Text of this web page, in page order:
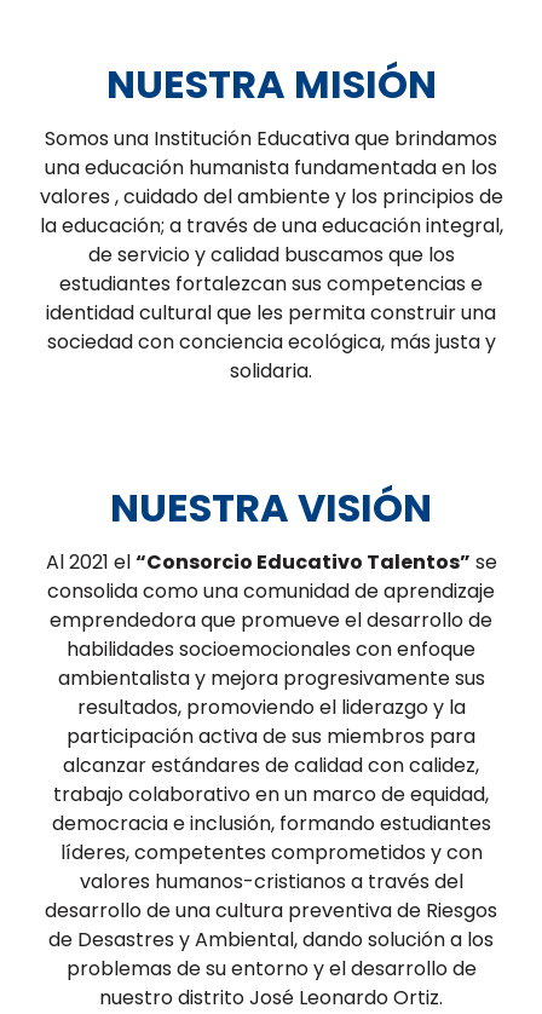
NUESTRA MISIÓN
Somos una Institución Educativa que brindamos
una educación humanista fundamentada en los
valores , cuidado del ambiente y los principios de
la educación; a través de una educación integral,
de servicio y calidad buscamos que los
estudiantes fortalezcan sus competencias e
identidad cultural que les permita construir una
sociedad con conciencia ecológica, más justa y
solidaria.
NUESTRA VISIÓN
Al 2021 el“Consorcio Educativo Talentos” se
consolida como una comunidad de aprendizaje
emprendedora que promueve el desarrollo de
habilidades socioemocionales con enfoque
ambientalista y mejora progresivamente sus
resultados, promoviendo el liderazgo y la
participación activa de sus miembros para
alcanzar estándares de calidad con calidez,
trabajo colaborativo en un marco de equidad,
democracia e inclusión, formando estudiantes
líderes, competentes comprometidos y con
valores humanos-cristianos a través del
desarrollo de una cultura preventiva de Riesgos
de Desastres y Ambiental, dando solución a los
problemas de su entorno y el desarrollo de
nuestro distrito José Leonardo Ortiz.